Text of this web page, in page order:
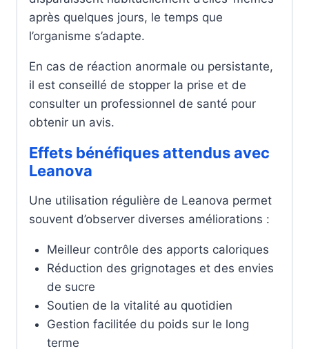
après quelques jours, le temps que
l’organisme s’adapte.
En cas de réaction anormale ou persistante,
il est conseillé de stopper la prise et de
consulter un professionnel de santé pour
obtenir un avis.
Effets bénéfiques attendus avec
Leanova
Une utilisation régulière de Leanova permet
souvent d’observer diverses améliorations :
Meilleur contrôle des apports caloriques
Réduction des grignotages et des envies
de sucre
Soutien de la vitalité au quotidien
Gestion facilitée du poids sur le long
terme